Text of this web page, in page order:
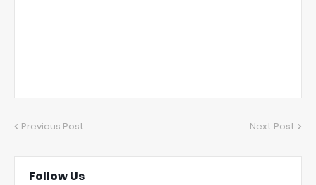
Previous Post Next Post
Follow Us